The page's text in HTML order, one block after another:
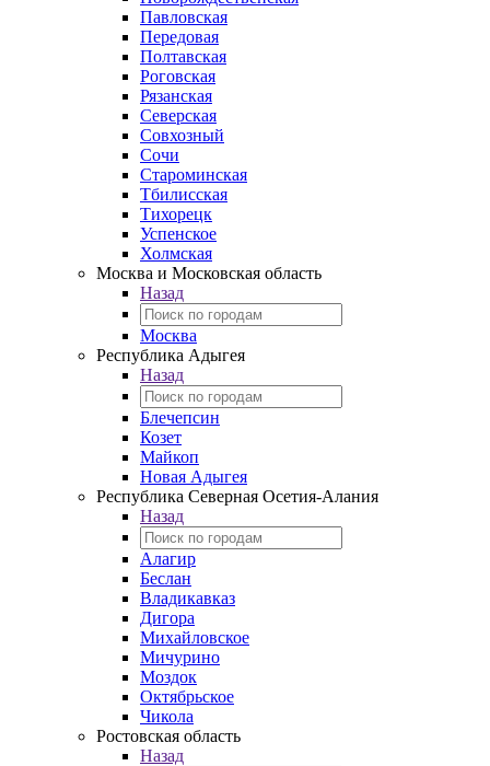
Павловская
Передовая
Полтавская
Роговская
Рязанская
Северская
Совхозный
Сочи
Староминская
Тбилисская
Тихорецк
Успенское
Холмская
Москва и Московская область
Назад
Москва
Республика Адыгея
Назад
Блечепсин
Козет
Майкоп
Новая Адыгея
Республика Северная Осетия-Алания
Назад
Алагир
Беслан
Владикавказ
Дигора
Михайловское
Мичурино
Моздок
Октябрьское
Чикола
Ростовская область
Назад